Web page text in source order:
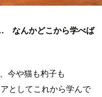
なんかどこから学べば
今や猫も杓子も
としてこれから学んで